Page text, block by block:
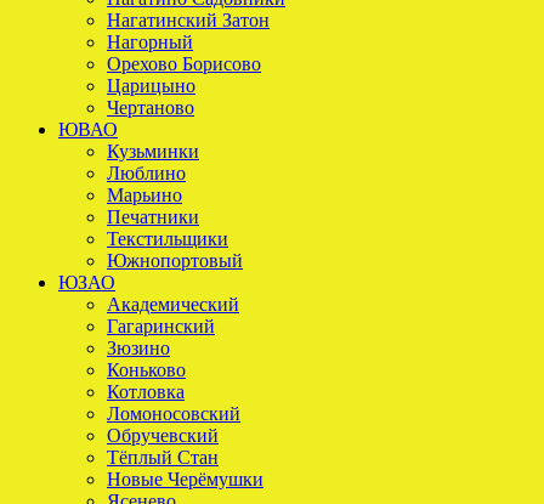
Нагатинский Затон
Нагорный
Орехово Борисово
Царицыно
Чертаново
ЮВАО
Кузьминки
Люблино
Марьино
Печатники
Текстильщики
Южнопортовый
ЮЗАО
Академический
Гагаринский
Зюзино
Коньково
Котловка
Ломоносовский
Обручевский
Тёплый Стан
Новые Черёмушки